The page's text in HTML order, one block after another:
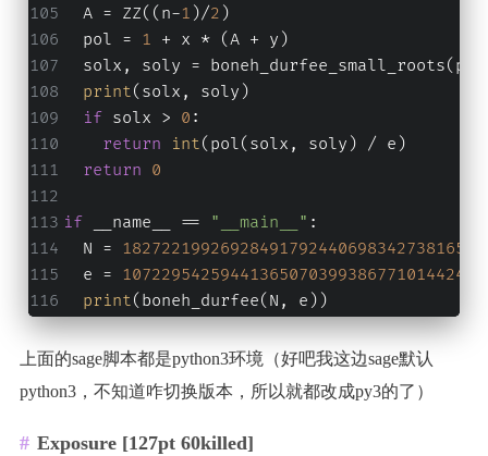
  A = ZZ((n-
1 )/2 )
  pol =
1 + x * (A + y)
solx, soly =
print(solx, soly)
if solx > 0 :
return
int(pol(solx, soly) / e)
return 0
if __name__ == "__main__" :
  N =
  e =
print(boneh_durfee(N, e))
上面的sage脚本都是python3环境（好吧我这边sage默认
python3，不知道咋切换版本，所以就都改成py3的了）
Exposure [127pt 60killed]